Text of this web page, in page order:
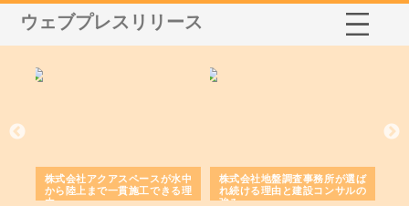
ウェブプレスリリース
株式会社アクアスペースが水中
から陸上まで一貫施工できる理
由
株式会社地盤調査事務所が選ば
れ続ける理由と建設コンサルの
強み